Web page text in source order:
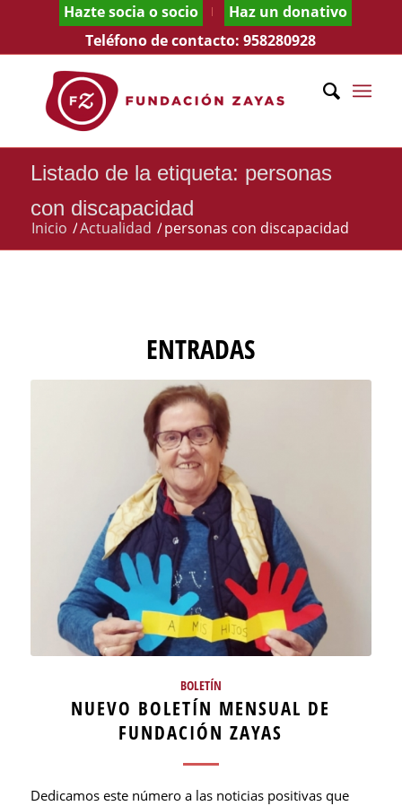
Hazte socia o socio
Haz un donativo
Teléfono de contacto:958280928
Listado de la etiqueta: personas
con discapacidad
Inicio /Actualidad /personas con discapacidad
ENTRADAS
BOLETÍN
NUEVO BOLETÍN MENSUAL DE
FUNDACIÓN ZAYAS
Dedicamos este número a las noticias positivas que